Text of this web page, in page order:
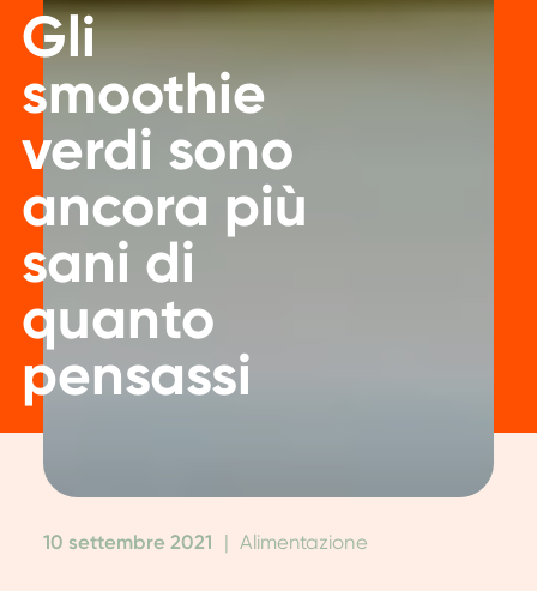
Gli
smoothie
verdi sono
ancora più
sani di
quanto
pensassi
10 settembre 2021 Alimentazione